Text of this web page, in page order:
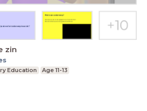
zin
Education Age 11-13